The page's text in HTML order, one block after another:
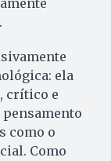
ela
crítico e
pensamento
como o
Como